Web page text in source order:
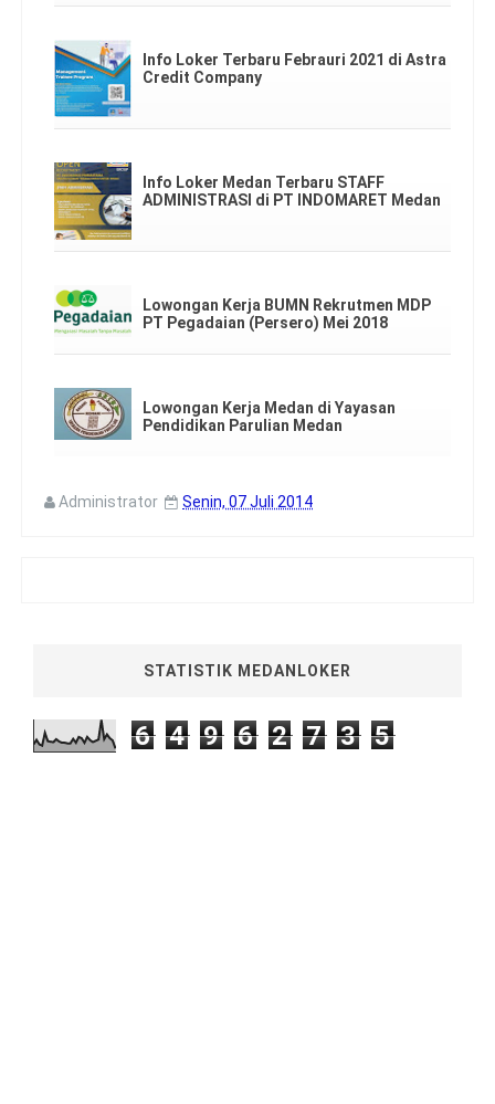
Info Loker Terbaru Febrauri 2021 di Astra
Credit Company
Info Loker Medan Terbaru STAFF
ADMINISTRASI di PT INDOMARET Medan
Lowongan Kerja BUMN Rekrutmen MDP
PT Pegadaian (Persero) Mei 2018
Lowongan Kerja Medan di Yayasan
Pendidikan Parulian Medan
Administrator Senin, 07 Juli 2014
STATISTIK MEDANLOKER
6 4 9 6 2 7 3 5